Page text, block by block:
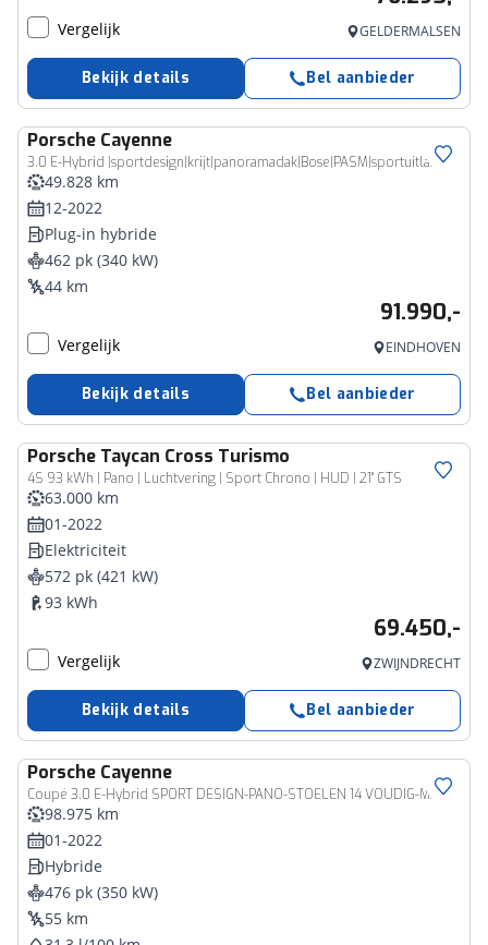
Vergelijk GELDERMALSEN
Bekijk details Bel aanbieder
Porsche Cayenne
3.0 E-Hybrid |sportdesign|krijt|panoramadak|Bose|PASM|sportuitlaat|memory|Apple Carplay|blind spot|PDLS|360 camera|stoelverwarming|22" sport classic|
49.828 km
12-2022
Plug-in hybride
462 pk (340 kW)
44 km
91.990,-
Vergelijk EINDHOVEN
Bekijk details Bel aanbieder
Porsche Taycan Cross Turismo
4S 93 kWh | Pano | Luchtvering | Sport Chrono | HUD | 21" GTS
63.000 km
01-2022
Elektriciteit
572 pk (421 kW)
93 kWh
69.450,-
Vergelijk ZWIJNDRECHT
Bekijk details Bel aanbieder
Porsche Cayenne
Coupé 3.0 E-Hybrid SPORT DESIGN-PANO-STOELEN 14 VOUDIG-MATRIX-VIERWIELBESTURING-ZEER COMPLEET
98.975 km
01-2022
Hybride
476 pk (350 kW)
55 km